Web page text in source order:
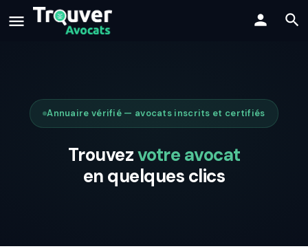
Annuaire vérifié — avocats inscrits et certifiés
Trouvezvotre avocat
en quelques clics